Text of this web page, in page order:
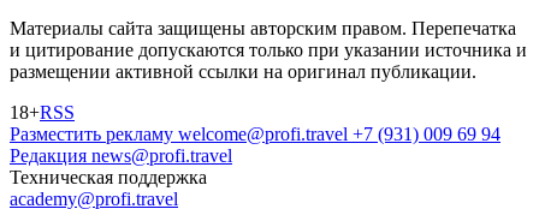
Материалы сайта защищены авторским правом. Перепечатка
и цитирование допускаются только при указании источника и
размещении активной ссылки на оригинал публикации.
18+RSS
Разместить рекламу welcome@profi.travel +7 (931) 009 69 94
Редакция news@profi.travel
Техническая поддержка
academy@profi.travel